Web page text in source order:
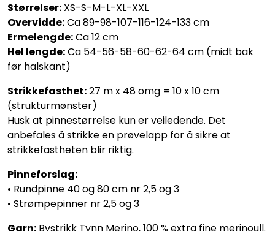
Størrelser: XS-S-M-L-XL-XXL
Overvidde:Ca 89-98-107-116-124-133 cm
Ermelengde:Ca 12 cm
Hel lengde:Ca 54-56-58-60-62-64 cm (midt bak
før halskant)
Strikkefasthet:27 m x 48 omg = 10 x 10 cm
(strukturmønster)
Husk at pinnestørrelse kun er veiledende. Det
anbefales å strikke en prøvelapp for å sikre at
strikkefastheten blir riktig.
Pinneforslag:
• Rundpinne 40 og 80 cm nr 2,5 og 3
• Strømpepinner nr 2,5 og 3